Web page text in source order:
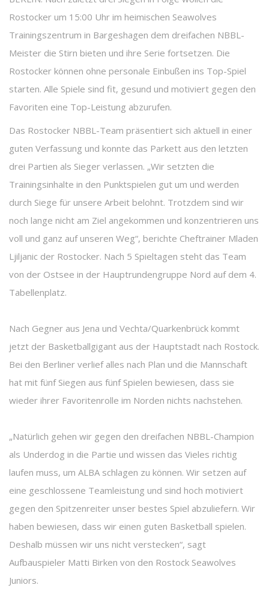
Rostocker um 15:00 Uhr im heimischen Seawolves
Trainingszentrum in Bargeshagen dem dreifachen NBBL-
Meister die Stirn bieten und ihre Serie fortsetzen. Die
Rostocker können ohne personale Einbußen ins Top-Spiel
starten. Alle Spiele sind fit, gesund und motiviert gegen den
Favoriten eine Top-Leistung abzurufen.
Das Rostocker NBBL-Team präsentiert sich aktuell in einer
guten Verfassung und konnte das Parkett aus den letzten
drei Partien als Sieger verlassen. „Wir setzten die
Trainingsinhalte in den Punktspielen gut um und werden
durch Siege für unsere Arbeit belohnt. Trotzdem sind wir
noch lange nicht am Ziel angekommen und konzentrieren uns
voll und ganz auf unseren Weg“, berichte Cheftrainer Mladen
Ljiljanic der Rostocker. Nach 5 Spieltagen steht das Team
von der Ostsee in der Hauptrundengruppe Nord auf dem 4.
Tabellenplatz.
Nach Gegner aus Jena und Vechta/Quarkenbrück kommt
jetzt der Basketballgigant aus der Hauptstadt nach Rostock.
Bei den Berliner verlief alles nach Plan und die Mannschaft
hat mit fünf Siegen aus fünf Spielen bewiesen, dass sie
wieder ihrer Favoritenrolle im Norden nichts nachstehen.
„Natürlich gehen wir gegen den dreifachen NBBL-Champion
als Underdog in die Partie und wissen das Vieles richtig
laufen muss, um ALBA schlagen zu können. Wir setzen auf
eine geschlossene Teamleistung und sind hoch motiviert
gegen den Spitzenreiter unser bestes Spiel abzuliefern. Wir
haben bewiesen, dass wir einen guten Basketball spielen.
Deshalb müssen wir uns nicht verstecken“, sagt
Aufbauspieler Matti Birken von den Rostock Seawolves
Juniors.